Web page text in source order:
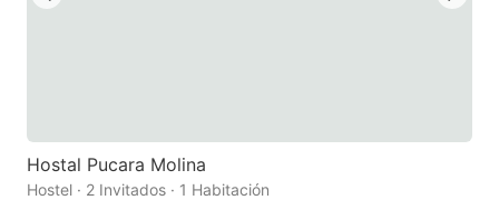
Hostal Pucara Molina
Hostel · 2 Invitados · 1 Habitación